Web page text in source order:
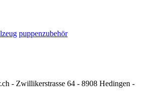
puppenzubehör
- Zwillikerstrasse 64 - 8908 Hedingen -